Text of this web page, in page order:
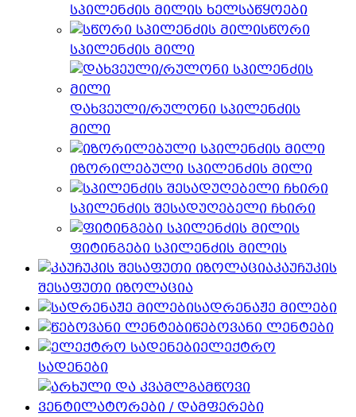
სპილენძის მილის ხელსაწყოები
სწორი
სპილენძის მილი
დახვეული/რულონი სპილენძის
მილი
იზორილებული სპილენძის მილი
სპილენძის შესადუღებელი ჩხირი
ფიტინგები სპილენძის მილის
კაუჩუკის
შესაფუთი იზოლაცია
სადრენაჟე მილები
წებოვანი ლენტები
ელექტრო
სადენები